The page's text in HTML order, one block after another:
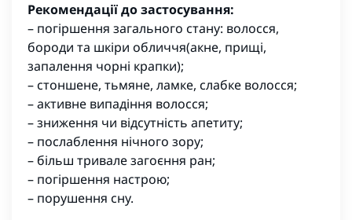
Рекомендації до застосування:
– погіршення загального стану: волосся,
бороди та шкіри обличчя(акне, прищі,
запалення чорні крапки);
– стоншене, тьмяне, ламке, слабке волосся;
– активне випадіння волосся;
– зниження чи відсутність апетиту;
– послаблення нічного зору;
– більш тривале загоєння ран;
– погіршення настрою;
– порушення сну.